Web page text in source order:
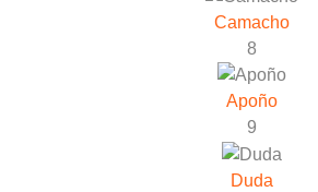
Camacho
8
Apoño
9
Duda